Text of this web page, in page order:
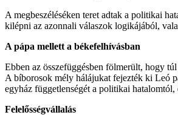
A megbeszéléséken teret adtak a politikai
kilépni az azonnali válaszok logikájából,
A pápa mellett a békefelhívásban
Ebben az összefüggésben fölmerült, hogy
A bíborosok mély hálájukat fejezték ki Leó
egyház függetlenségét a politikai
Felelősségvállalás